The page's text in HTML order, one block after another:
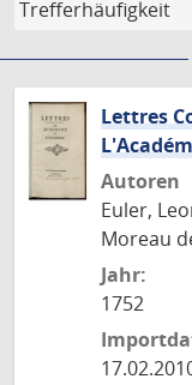
Lettres
Autoren
Euler,
Moreau
Jahr:
1752